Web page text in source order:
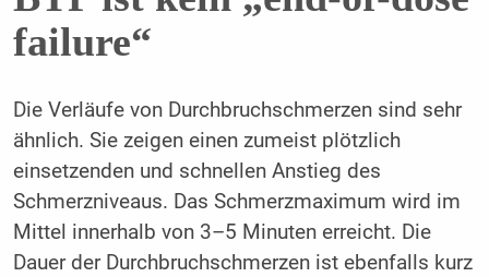
failure“
Die Verläufe von Durchbruchschmerzen sind sehr
ähnlich. Sie zeigen einen zumeist plötzlich
einsetzenden und schnellen Anstieg des
Schmerzniveaus. Das Schmerzmaximum wird im
Mittel innerhalb von 3–5 Minuten erreicht. Die
Dauer der Durchbruchschmerzen ist ebenfalls kurz